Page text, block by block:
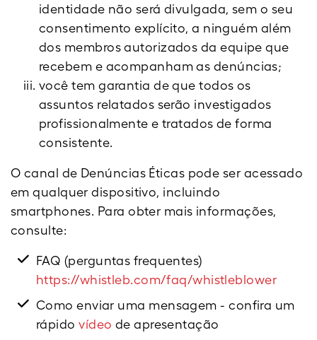
identidade não será divulgada, sem o seu
consentimento explícito, a ninguém além
dos membros autorizados da equipe que
recebem e acompanham as denúncias;
você tem garantia de que todos os
assuntos relatados serão investigados
profissionalmente e tratados de forma
consistente.
O canal de Denúncias Éticas pode ser acessado
em qualquer dispositivo, incluindo
smartphones. Para obter mais informações,
consulte:
FAQ (perguntas frequentes)
https://whistleb.com/faq/whistleblower
Como enviar uma mensagem - confira um
rápidovídeo de apresentação